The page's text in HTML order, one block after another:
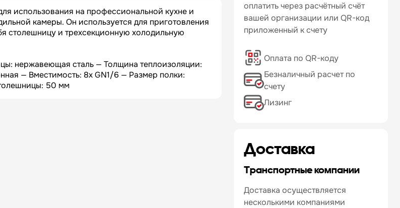
Длина БРУТТО, мм 1700
Ширина БРУТТО, мм 850
Вес БРУТТО, кг 159
оплатить через расчётный счёт
вашей организации или QR-код
приложенный к счету
Оплата по QR-коду
Безналичный расчет по
счету
Лизинг
Доставка
Транспортные компании
Доставка осуществляется
несколькими компаниями
использования на профессиональной кухне и
камеры. Он используется для приготовления
столешницу и трехсекционную холодильную
нержавеющая сталь — Толщина теплоизоляции:
— Вместимость: 8x GN1/6 — Размер полки:
50 мм